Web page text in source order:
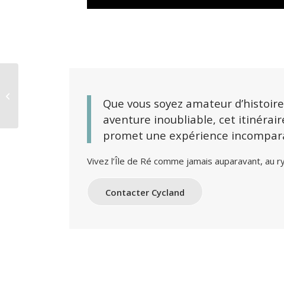
Que vous soyez amateur
aventure inoubliable, cet
promet une expérience
Vivez l’Île de Ré comme jamais auparavant,
Contacter Cycland
d’entretien des vélos